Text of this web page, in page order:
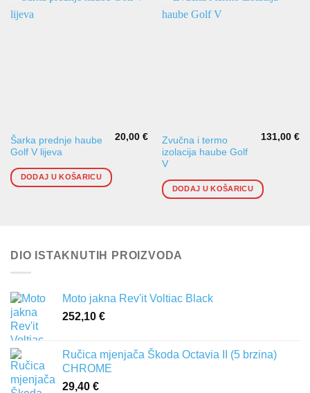
Šarka prednje haube
Golf V lijeva
20,00€
DODAJ U KOŠARICU
Zvučna i termo
izolacija haube Golf
V
131,00€
DODAJ U KOŠARICU
DIO ISTAKNUTIH PROIZVODA
Moto jakna Rev'it Voltiac Black
252,10 €
Ručica mjenjača Škoda Octavia II (5 brzina)
CHROME
29,40 €